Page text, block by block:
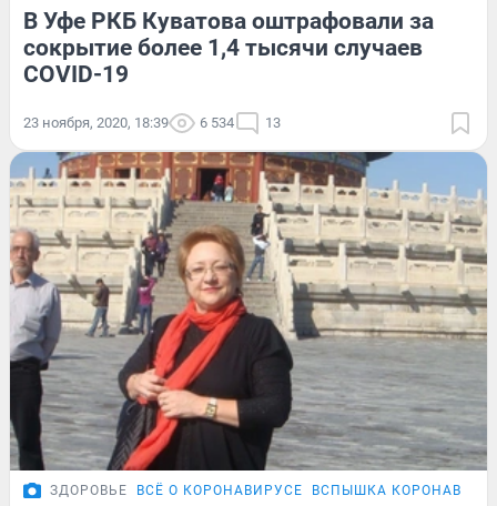
В Уфе РКБ Куватова оштрафовали за
сокрытие более 1,4 тысячи случаев
COVID-19
23 ноября, 2020, 18:39 6 534 13
ЗДОРОВЬЕ ВСЁ О КОРОНАВИРУСЕ ВСПЫШКА